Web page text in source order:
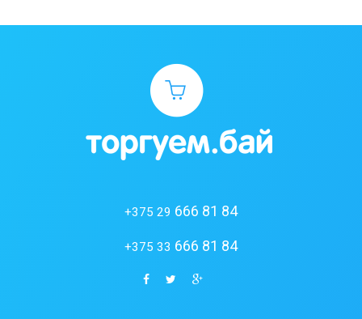
+375 29 666 81 84
+375 33 666 81 84